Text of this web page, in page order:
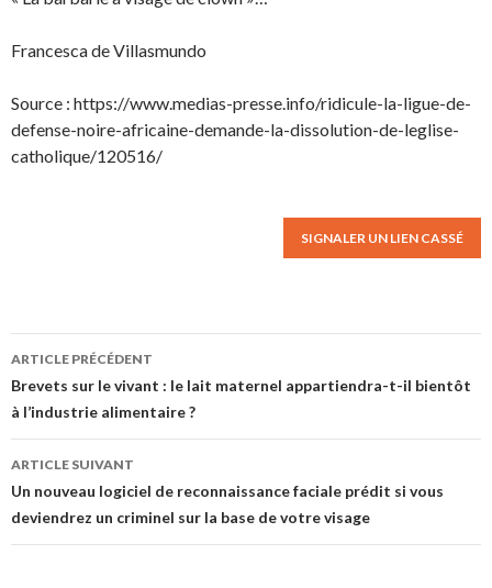
Francesca de Villasmundo
Source : https://www.medias-presse.info/ridicule-la-ligue-de-
defense-noire-africaine-demande-la-dissolution-de-leglise-
catholique/120516/
SIGNALER UN LIEN CASSÉ
Navigation des articles
ARTICLE PRÉCÉDENT
Brevets sur le vivant : le lait maternel appartiendra-t-il bientôt
à l’industrie alimentaire ?
ARTICLE SUIVANT
Un nouveau logiciel de reconnaissance faciale prédit si vous
deviendrez un criminel sur la base de votre visage